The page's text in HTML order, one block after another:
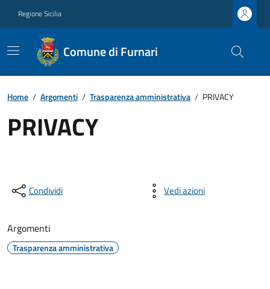
Regione Sicilia
Comune di Furnari
Home / Argomenti / Trasparenza amministrativa / PRIVACY
PRIVACY
Condividi Vedi azioni
Argomenti
Trasparenza amministrativa